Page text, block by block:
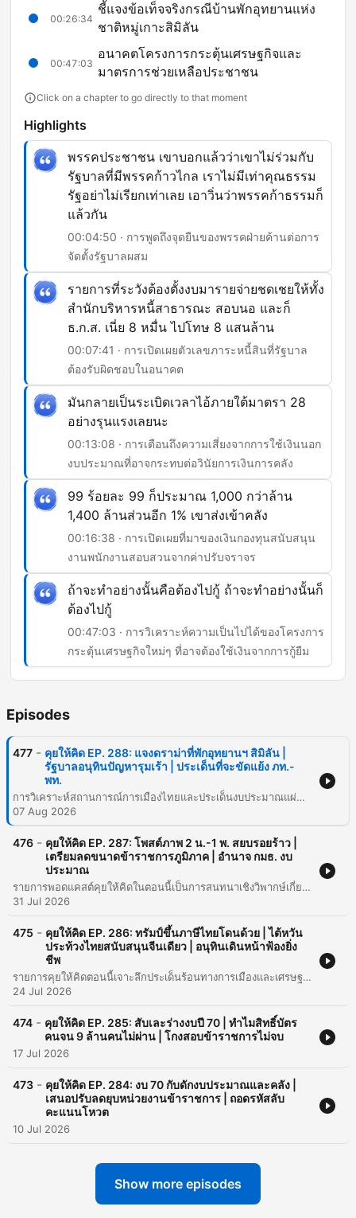
00:26:34
ชี้แจงข้อเท็จจริงกรณีบ้านพักอุทยานแห่ง
ชาติหมู่เกาะสิมิลัน
00:47:03
อนาคตโครงการกระตุ้นเศรษฐกิจและ
มาตรการช่วยเหลือประชาชน
Click on a chapter to go directly to that moment
Highlights
พรรคประชาชน เขาบอกแล้วว่าเขาไม่ร่วมกับ
รัฐบาลที่มีพรรคก้าวไกล เราไม่มีเท่าคุณธรรม
รัฐอย่าไม่เรียกเท่าเลย เอาวิ่นว่าพรรคก้าธรรมก็
แล้วกัน
00:04:50 · การพูดถึงจุดยืนของพรรคฝ่ายค้านต่อการ
จัดตั้งรัฐบาลผสม
รายการที่ระวังต้องตั้งงบมารายจ่ายชดเชยให้ทั้ง
สำนักบริหารหนี้สาธารณะ สอบนอ และก็
ธ.ก.ส. เนี่ย 8 หมื่น ไปโทษ 8 แสนล้าน
00:07:41 · การเปิดเผยตัวเลขภาระหนี้สินที่รัฐบาล
ต้องรับผิดชอบในอนาคต
มันกลายเป็นระเบิดเวลาไอ้ภายใต้มาตรา 28
อย่างรุนแรงเลยนะ
00:13:08 · การเตือนถึงความเสี่ยงจากการใช้เงินนอก
งบประมาณที่อาจกระทบต่อวินัยการเงินการคลัง
99 ร้อยละ 99 ก็ประมาณ 1,000 กว่าล้าน
1,400 ล้านส่วนอีก 1% เขาส่งเข้าคลัง
00:16:38 · การเปิดเผยที่มาของเงินกองทุนสนับสนุน
งานพนักงานสอบสวนจากค่าปรับจราจร
ถ้าจะทำอย่างนั้นคือต้องไปกู้ ถ้าจะทำอย่างนั้นก็
ต้องไปกู้
00:47:03 · การวิเคราะห์ความเป็นไปได้ของโครงการ
กระตุ้นเศรษฐกิจใหม่ๆ ที่อาจต้องใช้เงินจากการกู้ยืม
Episodes
477 - คุยให้คิด EP. 288: แจงดราม่าที่พักอุทยานฯ สิมิลัน |
รัฐบาลอนุทินปัญหารุมเร้า | ประเด็นที่จะขัดแย้ง ภท.-
พท.
การวิเคราะห์สถานการณ์การเมืองไทยและประเด็นงบประมาณแผ่นดิน โดยเน้นไปที่ความสัมพันธ์ระหว่างพรรคเพื่อไทยและพรรคภูมิใจไทย ท่ามกลางกระแสข่าวเรื่องการรวมกลุ่มทางการเมือง นอกจากนี้ยังมีการเจาะลึกถึงปัญหาภาระหนี้สินของธนาคารเพื่อการเกษตรและสหกรณ์การเกษตร (ธ.ก.ส.) ที่เกิดจากการดำเนินนโยบายรัฐ และความเสี่ยงต่อวินัยการเงินการคลังตามมาตรา 28 ของพระราชบัญญัติวินัยการเงินการคลังฯ เนื้อหายังครอบคลุมถึงประเด็นงบประมาณนอกงบประมาณของหน่วยงานรัฐ ความโปร่งใสในการใช้จ่ายเงินกองทุนต่างๆ รวมถึงการชี้แจงข้อเท็จจริงกรณีดราม่าบ้านพักอุทยานแห่งชาติหมู่เกาะสิมิลัน โดยผู้ดำเนินรายการได้นำเสนอข้อมูลเชิงลึกเกี่ยวกับการตรวจสอบงบประมาณและการติดตามการทำงานของภาครัฐเพื่อประโยชน์ของประชาชน
07 Aug 2026
476 - คุยให้คิด EP. 287: โพสต์ภาพ 2 น.-1 พ. สยบรอยร้าว |
เตรียมลดขนาดข้าราชการภูมิภาค | อำนาจ กมธ. งบ
ประมาณ
รายการพอดแคสต์คุยให้คิดในตอนนี้เป็นการสนทนาเชิงวิพากษ์เกี่ยวกับสถานการณ์การเมืองไทย โดยเน้นไปที่ประเด็นความสัมพันธ์ระหว่างขั้วอำนาจทางการเมือง การแต่งตั้งข้าราชการระดับสูง และข้อสงสัยเรื่องความโปร่งใสในการได้มาซึ่งสมาชิก สว. ชุดปัจจุบัน นอกจากนี้ยังมีการหยิบยกประเด็นงบประมาณนอกงบประมาณที่มีจำนวนมหาศาลในหน่วยงานต่างๆ เช่น ประกันสังคมและองค์กรปกครองส่วนท้องถิ่น รวมถึงการวิเคราะห์โครงการโครงสร้างพื้นฐานอย่าง Land Bridge และปัญหาการทุจริตในการสอบท้องถิ่น เนื้อหาเป็นการนำเสนอข้อสังเกตเชิงลึกเกี่ยวกับกลไกอำนาจและการตรวจสอบผ่านมุมมองของผู้ดำเนินรายการ
31 Jul 2026
475 - คุยให้คิด EP. 286: ทรัมป์ขึ้นภาษีไทยโดนด้วย | ไต้หวัน
ประท้วงไทยสนับสนุนจีนเดียว | อนุทินเดินหน้าฟ้องยิ่ง
ชีพ
รายการคุยให้คิดตอนนี้เจาะลึกประเด็นร้อนทางการเมืองและเศรษฐกิจที่กำลังส่งผลกระทบต่อประเทศไทย โดยเน้นไปที่ความเคลื่อนไหวเรื่องการตรวจสอบรายชื่อบุคคลที่เกี่ยวข้องกับการทุจริตในวุฒิสภา (สว.) และกรณีการฟ้องร้องดำเนินคดีระหว่างนักข่าวกับนักการเมือง นอกจากนี้ยังมีการวิเคราะห์สถานการณ์เศรษฐกิจโลก ทั้งเรื่องนโยบายภาษีของทรัมป์ที่มีผลต่อการส่งออกของไทย และความผันผวนของราคาน้ำมันในตลาดโลกที่กระทบต่อค่าครองชีพภายในประเทศ รวมถึงประเด็นงบประมาณแผ่นดินและเงินนอกงบประมาณที่ถูกจับตามองว่าอาจมีการนำมาใช้เพื่อแก้ปัญหาเฉพาะหน้าของรัฐบาล
24 Jul 2026
474 - คุยให้คิด EP. 285: สับเละร่างงบปี 70 | ทำไมสิทธิ์บัตร
คนจน 9 ล้านคนไม่ผ่าน | โกงสอบข้าราชการไม่จบ
17 Jul 2026
473 - คุยให้คิด EP. 284: งบ 70 กับดักงบประมาณและคลัง |
เสนอปรับลดยุบหน่วยงานข้าราชการ | ถอดรหัสลับ
คะแนนโหวต
10 Jul 2026
Show more episodes